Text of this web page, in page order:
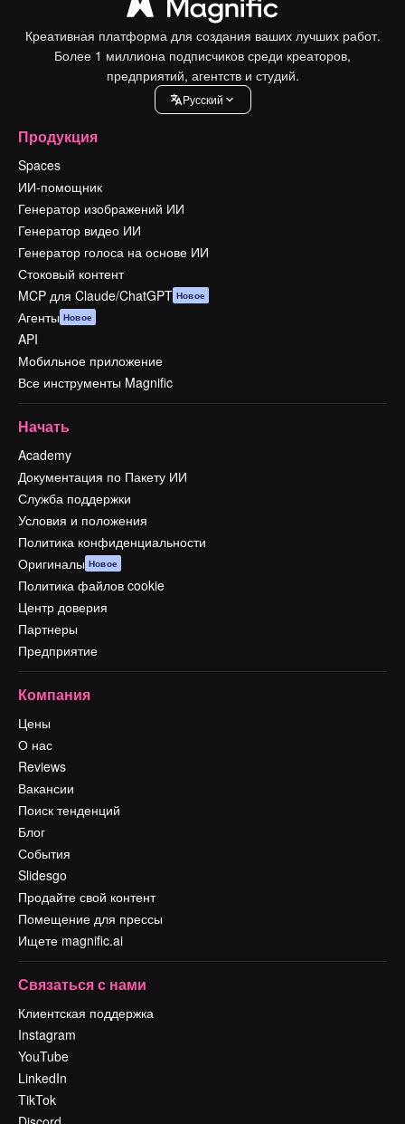
Креативная платформа для создания ваших лучших работ.
Более 1 миллиона подписчиков среди креаторов,
предприятий, агентств и студий.
Pусский
Продукция
Spaces
ИИ-помощник
Генератор изображений ИИ
Генератор видео ИИ
Генератор голоса на основе ИИ
Стоковый контент
MCP для Claude/ChatGPT Новое
Агенты Новое
API
Мобильное приложение
Все инструменты Magnific
Начать
Academy
Документация по Пакету ИИ
Служба поддержки
Условия и положения
Политика конфиденциальности
Оригиналы Новое
Политика файлов cookie
Центр доверия
Партнеры
Предприятие
Компания
Цены
О нас
Reviews
Вакансии
Поиск тенденций
Блог
События
Slidesgo
Продайте свой контент
Помещение для прессы
Ищете magnific.ai
Связаться с нами
Клиентская поддержка
Instagram
YouTube
LinkedIn
TikTok